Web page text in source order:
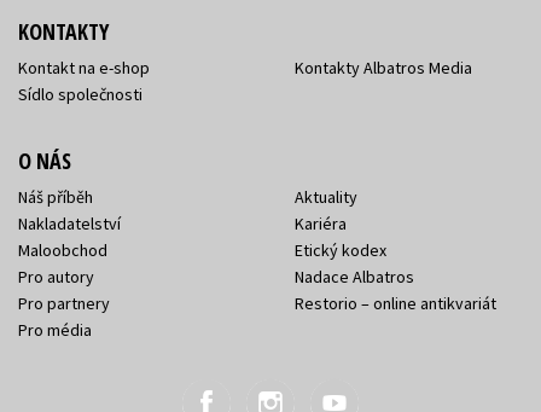
KONTAKTY
Kontakt na e-shop
Sídlo společnosti
Kontakty Albatros Media
O NÁS
Náš příběh
Nakladatelství
Maloobchod
Pro autory
Pro partnery
Pro média
Aktuality
Kariéra
Etický kodex
Nadace Albatros
Restorio – online antikvariát